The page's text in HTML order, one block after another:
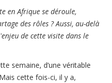
en Afrique se déroule,
des rôles ? Aussi, au-delà
de cette visite dans le
semaine, d’une véritable
cette fois-ci, il y a,